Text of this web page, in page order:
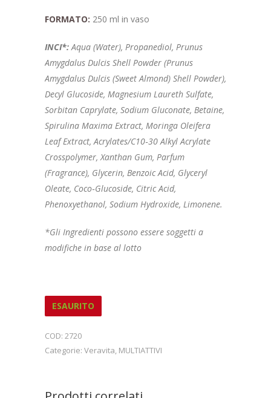
FORMATO: 250 ml in vaso
INCI*:Aqua (Water), Propanediol, Prunus
Amygdalus Dulcis Shell Powder (Prunus
Amygdalus Dulcis (Sweet Almond) Shell Powder),
Decyl Glucoside, Magnesium Laureth Sulfate,
Sorbitan Caprylate, Sodium Gluconate, Betaine,
Spirulina Maxima Extract, Moringa Oleifera
Leaf Extract, Acrylates/C10‑30 Alkyl Acrylate
Crosspolymer, Xanthan Gum, Parfum
(Fragrance), Glycerin, Benzoic Acid, Glyceryl
Oleate, Coco‑Glucoside, Citric Acid,
Phenoxyethanol, Sodium Hydroxide, Limonene.
*Gli Ingredienti possono essere soggetti a
modifiche in base al lotto
ESAURITO
COD: 2720
Categorie: Veravita, MULTIATTIVI